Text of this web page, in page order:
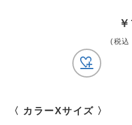
(税
〈 カラーXサイズ 〉